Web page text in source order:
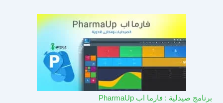
برنامج صيدلية : فارما اب PharmaUp​